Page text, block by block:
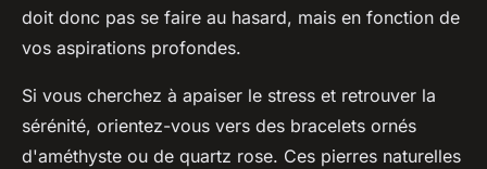
doit donc pas se faire au hasard, mais en fonction de
vos aspirations profondes.
Si vous cherchez à apaiser le stress et retrouver la
sérénité, orientez-vous vers des bracelets ornés
d'améthyste ou de quartz rose. Ces pierres naturelles